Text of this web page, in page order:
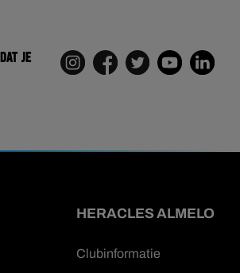
je
HERACLES ALMELO
Clubinformatie